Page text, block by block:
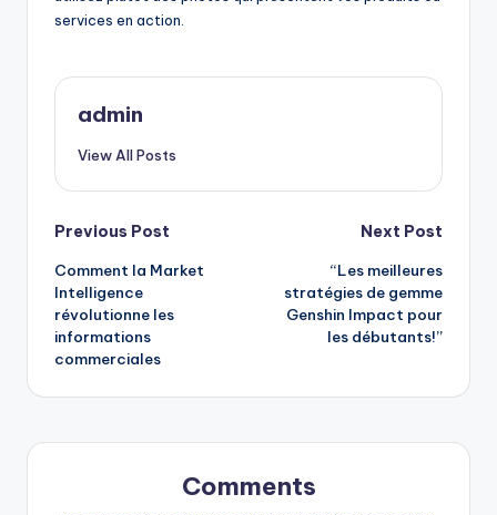
services en action.
admin
View All Posts
Post
navigation
Previous Post
Comment la Market
Intelligence
révolutionne les
informations
commerciales
Next Post
“Les meilleures
stratégies de gemme
Genshin Impact pour
les débutants!”
Comments